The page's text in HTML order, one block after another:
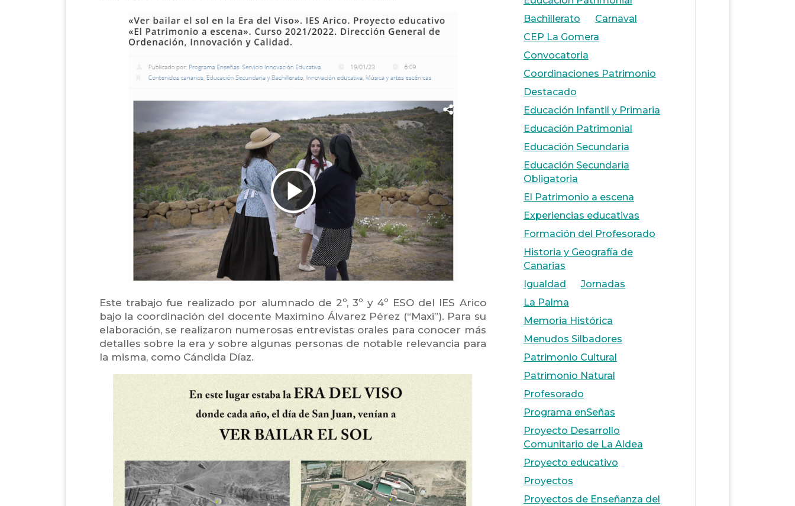
Este trabajo fue realizado por alumnado de 2º, 3º y 4º ESO del IES Arico
bajo la coordinación del docente Maximino Álvarez Pérez (“Maxi”). Para su
elaboración, se realizaron numerosas entrevistas orales para conocer más
detalles sobre la era y sobre algunas personas de notable relevancia para
la misma, como Cándida Díaz.
Bachillerato
Carnaval
CEP La Gomera
Convocatoria
Coordinaciones Patrimonio
Destacado
Educación Infantil y Primaria
Educación Patrimonial
Educación Secundaria
Educación Secundaria
Obligatoria
El Patrimonio a escena
Experiencias educativas
Formación del Profesorado
Historia y Geografía de
Canarias
Igualdad
Jornadas
La Palma
Memoria Histórica
Menudos Silbadores
Patrimonio Cultural
Patrimonio Natural
Profesorado
Programa enSeñas
Proyecto Desarrollo
Comunitario de La Aldea
Proyecto educativo
Proyectos
Proyectos de Enseñanza del